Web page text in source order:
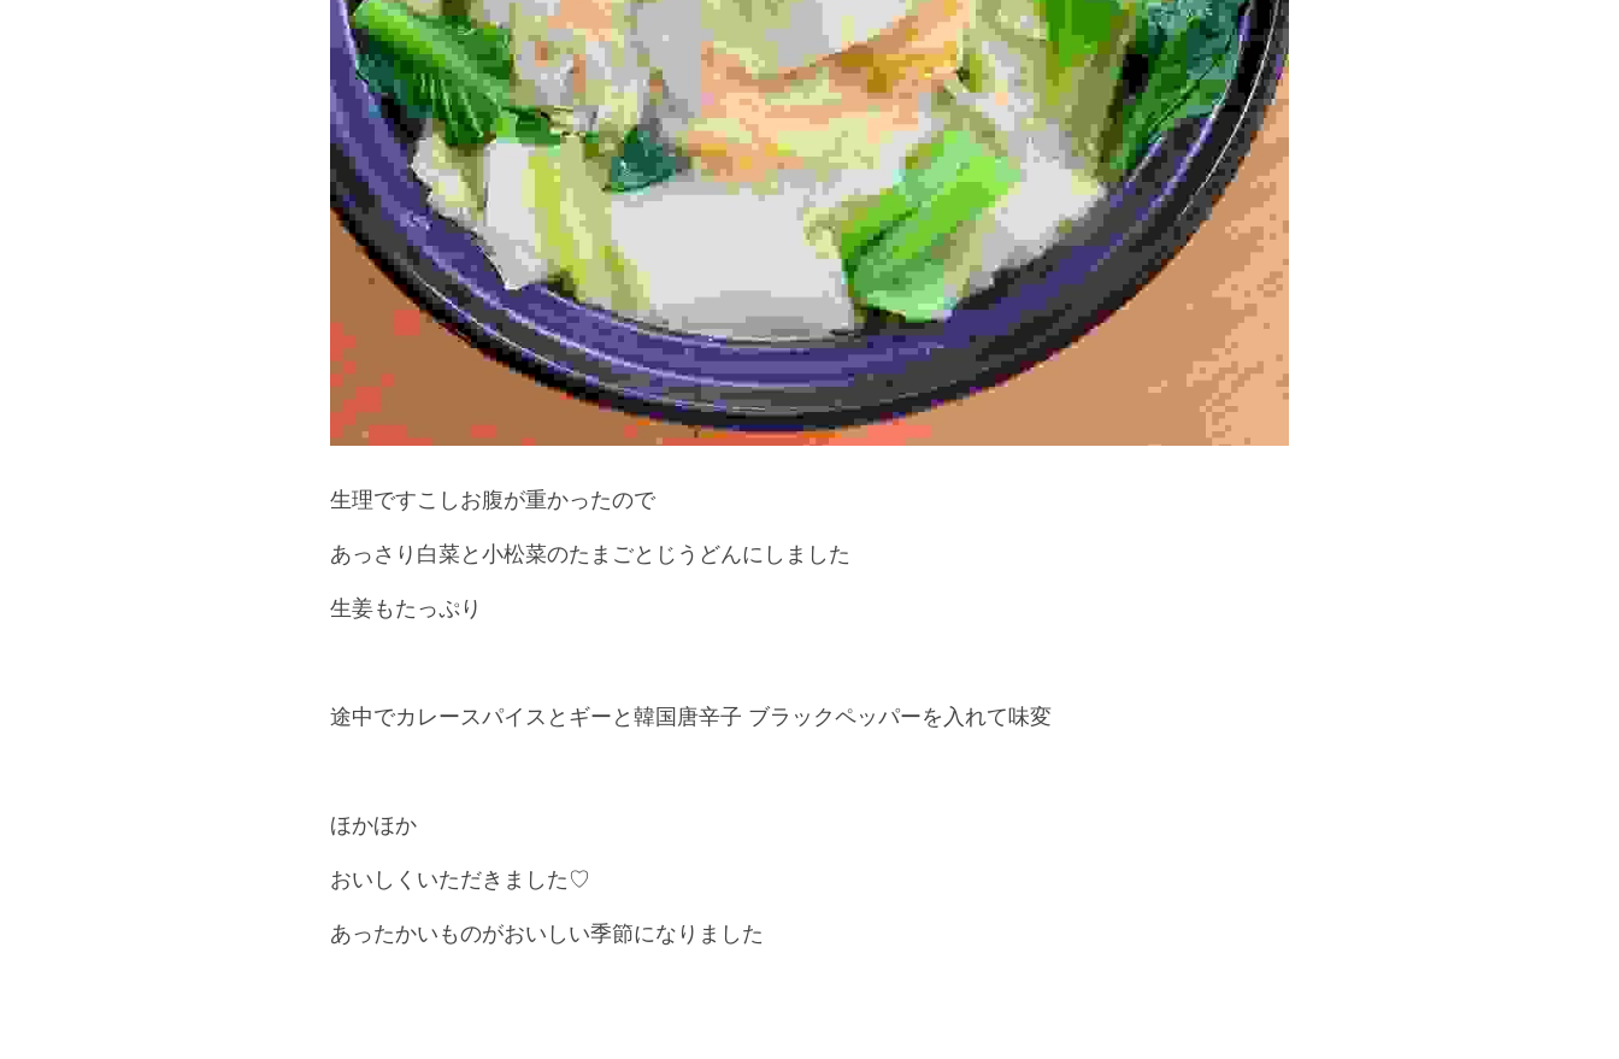
生理ですこしお腹が重かったので
あっさり白菜と小松菜のたまごとじうどんにしました
生姜もたっぷり
途中でカレースパイスとギーと韓国唐辛子 ブラックペッパーを入れて味変
ほかほか
おいしくいただきました♡
あったかいものがおいしい季節になりました